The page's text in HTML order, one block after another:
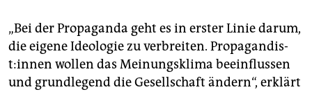
„Bei der Propaganda geht es in erster Linie darum,
die eigene Ideologie zu verbreiten. Pro­pa­gan­dis­
t:in­nen wollen das Meinungsklima beeinflussen
und grundlegend die Gesellschaft ändern“, erklärt